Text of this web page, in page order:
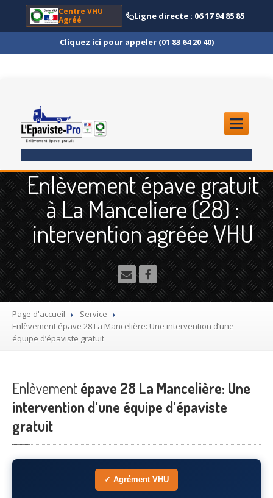
Centre VHU
Agréé
Ligne directe : 06 17 94 85 85
Cliquez ici pour appeler (01 83 64 20 40)
ENLÈVEMENTÉPAVE
Quoi?
Scooteret Moto
Camion
et Poids Lourd
Utilitaire
Démolisseuragrée VHU gratuit
Mettreà la casse sa voiture
Recyclagevoiture usagée gratuit
Destructionde voiture agréé
Epaviste
Rachatvoiture accidentée
Enlèvement épave gratuit
à La Manceliere (28) :
intervention agréée VHU
Page d'accueil
Service
Enlèvement épave 28 La Mancelière: Une intervention d’une
équipe d’épaviste gratuit
Enlèvement épave 28 La Mancelière: Une
intervention d’une équipe d’épaviste
gratuit
✓ Agrément VHU